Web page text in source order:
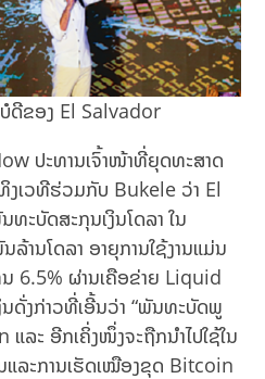
ດີຂອງ El Salvador
ປະທານເຈົ້າໜ້າທີ່ຍຸດທະສາດ
ງເວທີຮ່ວມກັບ Bukele ວ່າ El
ະບັດສະກຸນເງິນໂດລາ ໃນ
ານໂດລາ ອາຍຸການໃຊ້ງານແມ່ນ
6.5% ຜ່ານເຄືອຂ່າຍ Liquid
ດັ່ງກ່າວທີ່ເອີ້ນວ່າ “ພັນທະບັດພູ
ລະ ອີກເຄິ່ງໜຶ່ງຈະຖືກນໍາໄປໃຊ້ໃນ
ແລະການເຮັດເໝືອງຂຸດ Bitcoin